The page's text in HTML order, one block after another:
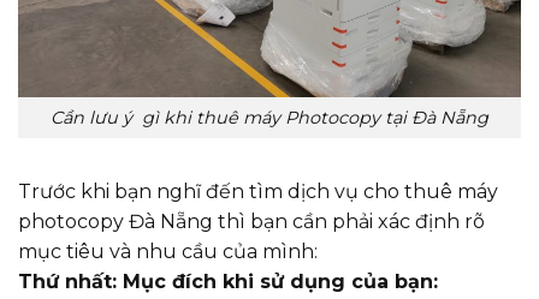
Cần lưu ý gì khi thuê máy Photocopy tại Đà Nẵng
Trước khi bạn nghĩ đến tìm dịch vụ cho thuê máy
photocopy Đà Nẵng thì bạn cần phải xác định rõ
mục tiêu và nhu cầu của mình:
Thứ nhất: Mục đích khi sử dụng của bạn: